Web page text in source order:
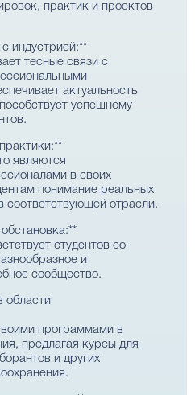
практик и проектов
индустрией:**
тесные связи с
актуальность
успешному
являются
в своих
понимание реальных
соответствующей отрасли.
студентов со
и
сообщество.
области
программами в
предлагая курсы для
и других